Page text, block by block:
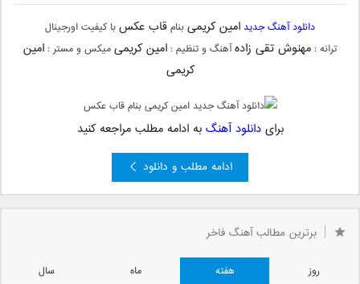
دانلود آهنگ جدید امین کریمیبنامقاب عکسبا کیفیت اورجینال
ترانه : مهنوش تقی زادهآهنگ و تنظیم : امین کریمیمیکس و مستر : امین
کریمی
برایدانلود آهنگ به ادامه مطلب مراجعه کنید
ادامه مطلب و دانلود
برترین مطالب آهنگ فاخر
روز هفته ماه
سال